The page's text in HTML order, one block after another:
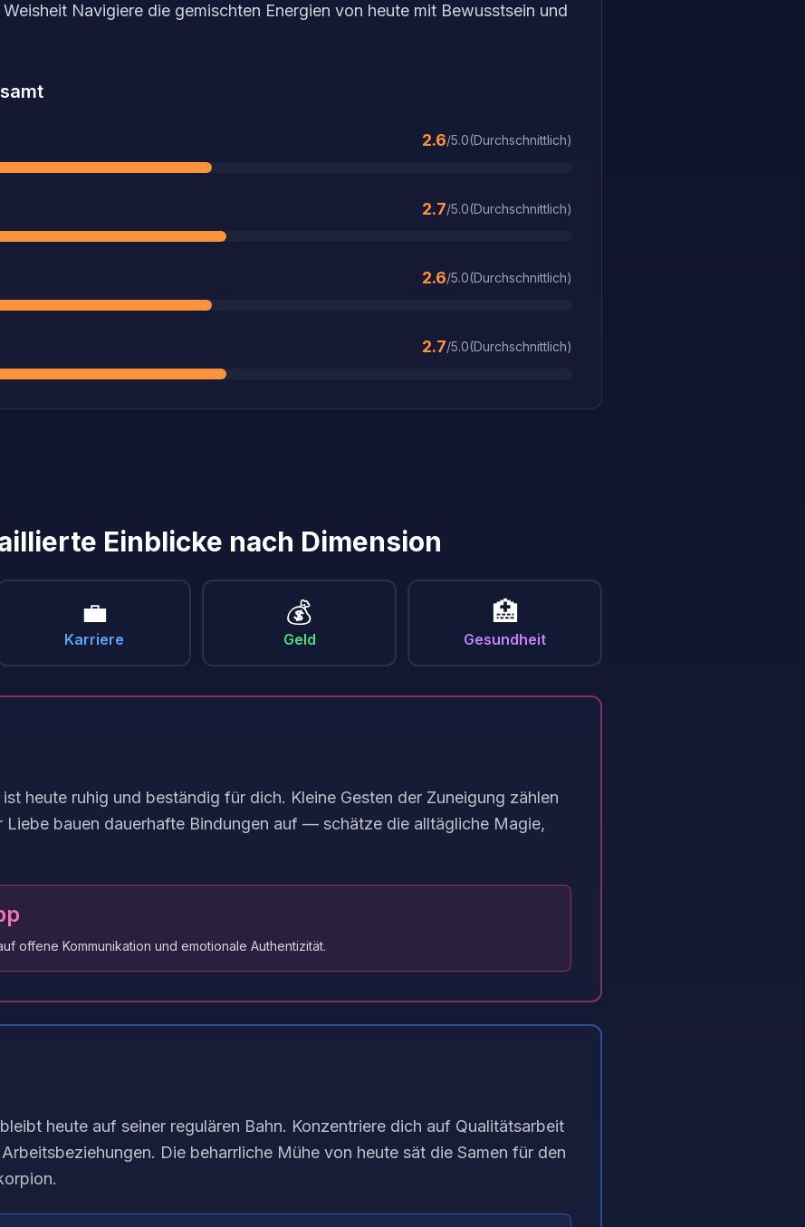
Navigiere die gemischten Energien von heute mit Bewusstsein und
2.6/5.0(Durchschnittlich)
2.7/5.0(Durchschnittlich)
2.6/5.0(Durchschnittlich)
2.7/5.0(Durchschnittlich)
Einblicke nach Dimension
💼
Karriere
💰
Geld
🏥
Gesundheit
heute ruhig und beständig für dich. Kleine Gesten der Zuneigung zählen
Liebe bauen dauerhafte Bindungen auf — schätze die alltägliche Magie,
offene Kommunikation und emotionale Authentizität.
heute auf seiner regulären Bahn. Konzentriere dich auf Qualitätsarbeit
Die beharrliche Mühe von heute sät die Samen für den